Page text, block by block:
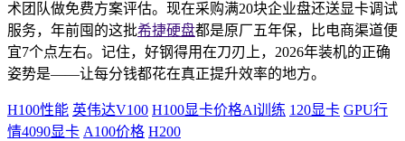
术团队做免费方案评估。现在采购满20块企业盘还送显卡调试
服务，年前囤的这批希捷硬盘都是原厂五年保，比电商渠道便
宜7个点左右。记住，好钢得用在刀刃上，2026年装机的正确
姿势是——让每分钱都花在真正提升效率的地方。
H100性能 英伟达V100 H100显卡价格Al训练 120显卡 GPU行
情4090显卡 A100价格 H200